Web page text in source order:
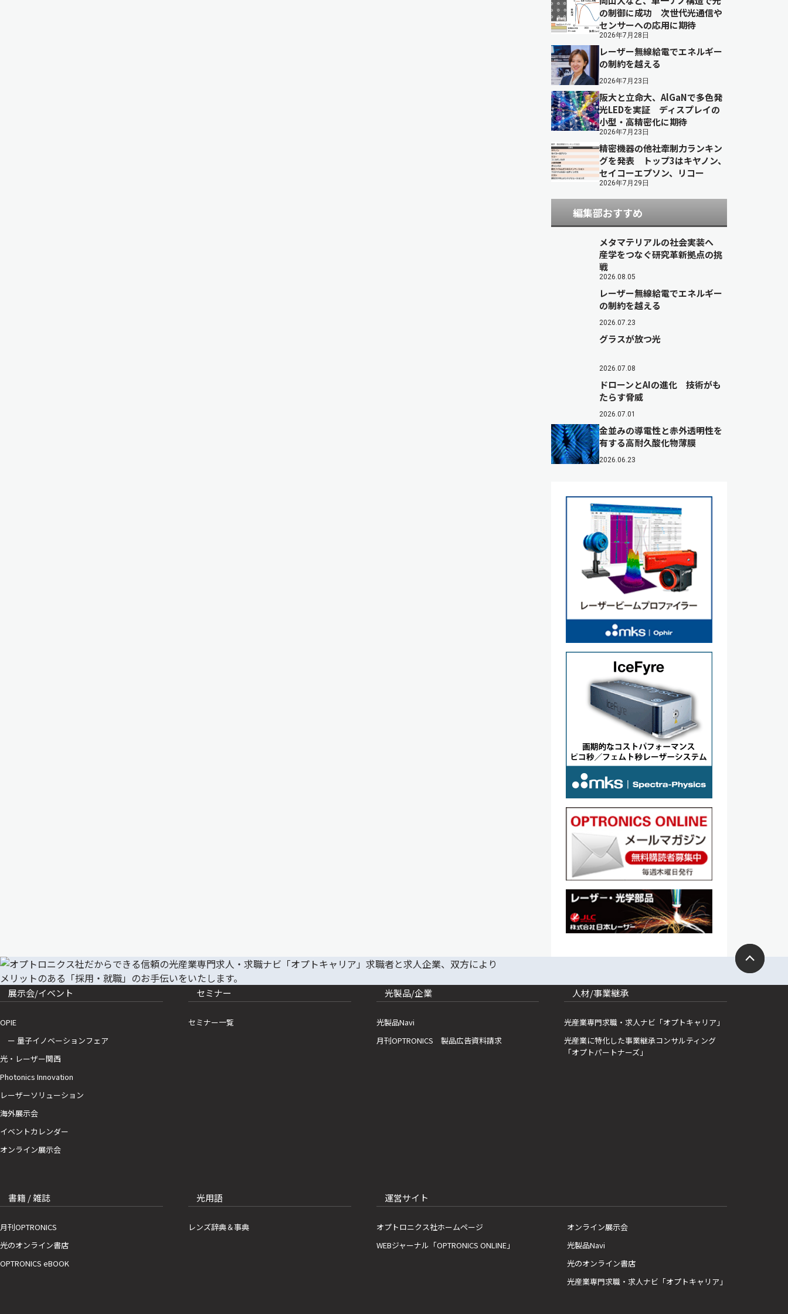
の制御に成功 次世代光通信や
センサーへの応用に期待
2026年7月28日
レーザー無線給電でエネルギー
の制約を越える
2026年7月23日
阪大と立命大、AlGaNで多色発
光LEDを実証 ディスプレイの
小型・高精密化に期待
2026年7月23日
精密機器の他社牽制力ランキン
グを発表 トップ3はキヤノン、
セイコーエプソン、リコー
2026年7月29日
編集部おすすめ
メタマテリアルの社会実装へ
産学をつなぐ研究革新拠点の挑
戦
2026.08.05
レーザー無線給電でエネルギー
の制約を越える
2026.07.23
グラスが放つ光
2026.07.08
ドローンとAIの進化 技術がも
たらす脅威
2026.07.01
金並みの導電性と赤外透明性を
有する高耐久酸化物薄膜
2026.06.23
展示会/イベント
OPIE
ー 量子イノベーションフェア
光・レーザー関西
Photonics Innovation
レーザーソリューション
海外展示会
イベントカレンダー
オンライン展示会
セミナー
セミナー一覧
光製品/企業
光製品Navi
月刊OPTRONICS 製品広告資料請求
人材/事業継承
光産業専門求職・求人ナビ「オプトキャリア」
光産業に特化した事業継承コンサルティング
「オプトパートナーズ」
書籍 / 雑誌
月刊OPTRONICS
光のオンライン書店
OPTRONICS eBOOK
光用語
レンズ辞典＆事典
運営サイト
オプトロニクス社ホームページ
WEBジャーナル「OPTRONICS ONLINE」
オンライン展示会
光製品Navi
光のオンライン書店
光産業専門求職・求人ナビ「オプトキャリア」